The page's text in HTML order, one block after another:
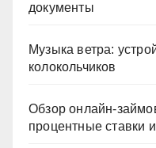
документы
Музыка ветра:
колокольчиков
Обзор онлайн-
процентные ставки